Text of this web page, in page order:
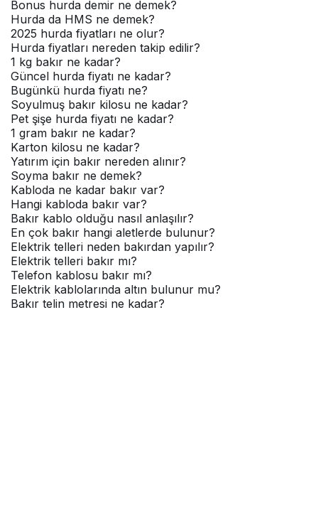
Bonus hurda demir ne demek?
Hurda da HMS ne demek?
2025 hurda fiyatları ne olur?
Hurda fiyatları nereden takip edilir?
1 kg bakır ne kadar?
Güncel hurda fiyatı ne kadar?
Bugünkü hurda fiyatı ne?
Soyulmuş bakır kilosu ne kadar?
Pet şişe hurda fiyatı ne kadar?
1 gram bakır ne kadar?
Karton kilosu ne kadar?
Yatırım için bakır nereden alınır?
Soyma bakır ne demek?
Kabloda ne kadar bakır var?
Hangi kabloda bakır var?
Bakır kablo olduğu nasıl anlaşılır?
En çok bakır hangi aletlerde bulunur?
Elektrik telleri neden bakırdan yapılır?
Elektrik telleri bakır mı?
Telefon kablosu bakır mı?
Elektrik kablolarında altın bulunur mu?
Bakır telin metresi ne kadar?